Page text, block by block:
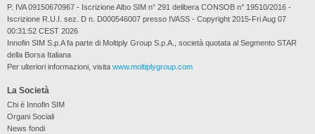
La Società
Chi è Innofin SIM
Organi Sociali
News fondi
P. IVA 09150670967 - Iscrizione Albo SIM n° 291 delibera CONSOB n° 19510/2016 -
Iscrizione R.U.I. sez. D n. D000546007 presso IVASS - Copyright 2015-Fri Aug 07
00:31:52 CEST 2026
Innofin SIM S.p.A fa parte di Moltiply Group S.p.A., società quotata al Segmento STAR
della Borsa Italiana
Per ulteriori informazioni, visita www.moltiplygroup.com